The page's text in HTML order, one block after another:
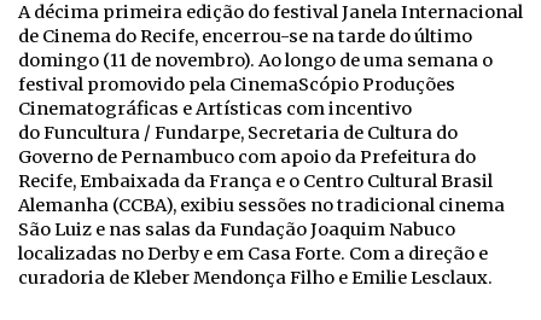
A décima primeira edição do festival Janela Internacional
de Cinema do Recife, encerrou-se na tarde do último
domingo (11 de novembro). Ao longo de uma semana o
festival promovido pela CinemaScópio Produções
Cinematográficas e Artísticas com incentivo
do Funcultura / Fundarpe, Secretaria de Cultura do
Governo de Pernambuco com apoio da Prefeitura do
Recife, Embaixada da França e o Centro Cultural Brasil
Alemanha (CCBA), exibiu sessões no tradicional cinema
São Luiz e nas salas da Fundação Joaquim Nabuco
localizadas no Derby e em Casa Forte. Com a direção e
curadoria de Kleber Mendonça Filho e Emilie Lesclaux.